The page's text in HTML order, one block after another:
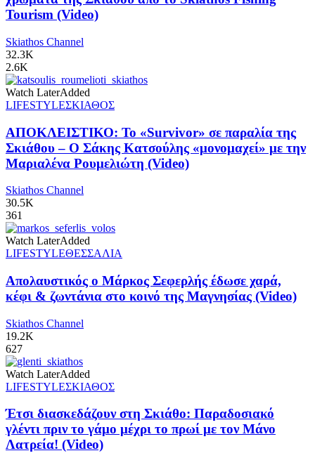
Tourism (Video)
Skiathos Channel
32.3K
2.6K
Watch LaterAdded
LIFESTYLEΣΚΙΑΘΟΣ
ΑΠΟΚΛΕΙΣΤΙΚΟ: Το «Survivor» σε παραλία της
Σκιάθου – Ο Σάκης Κατσούλης «μονομαχεί» με την
Μαριαλένα Ρουμελιώτη (Video)
Skiathos Channel
30.5K
361
Watch LaterAdded
LIFESTYLEΘΕΣΣΑΛΙΑ
Απολαυστικός ο Μάρκος Σεφερλής έδωσε χαρά,
κέφι & ζωντάνια στο κοινό της Μαγνησίας (Video)
Skiathos Channel
19.2K
627
Watch LaterAdded
LIFESTYLEΣΚΙΑΘΟΣ
Έτσι διασκεδάζουν στη Σκιάθο: Παραδοσιακό
γλέντι πριν το γάμο μέχρι το πρωί με τον Μάνο
Λατρεία! (Video)